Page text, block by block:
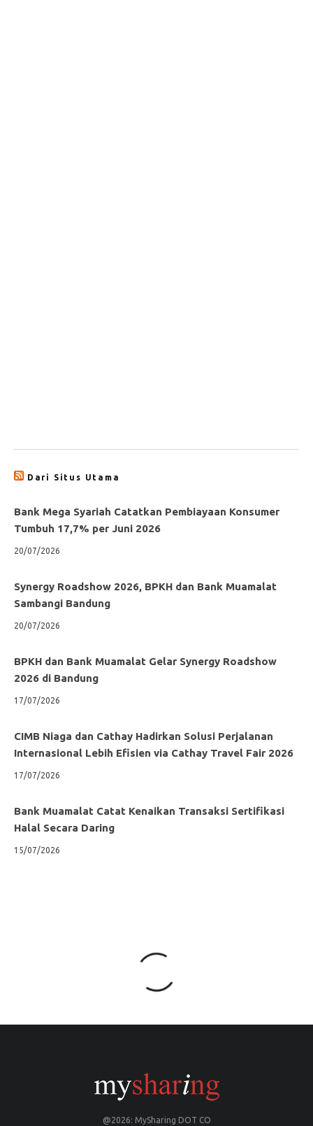
Dari Situs Utama
Bank Mega Syariah Catatkan Pembiayaan Konsumer
Tumbuh 17,7% per Juni 2026
20/07/2026
Synergy Roadshow 2026, BPKH dan Bank Muamalat
Sambangi Bandung
20/07/2026
BPKH dan Bank Muamalat Gelar Synergy Roadshow
2026 di Bandung
17/07/2026
CIMB Niaga dan Cathay Hadirkan Solusi Perjalanan
Internasional Lebih Efisien via Cathay Travel Fair 2026
17/07/2026
Bank Muamalat Catat Kenaikan Transaksi Sertifikasi
Halal Secara Daring
15/07/2026
@2026: MySharing DOT CO